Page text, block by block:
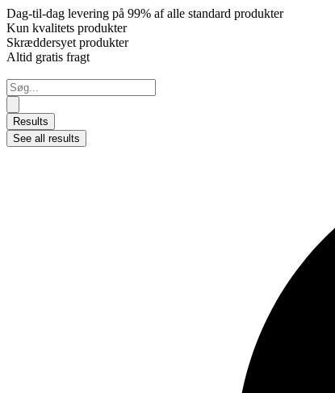
Dag-til-dag levering på 99% af alle standard produkter
Kun kvalitets produkter
Skræddersyet produkter
Altid gratis fragt
Search
...
Results
See all results